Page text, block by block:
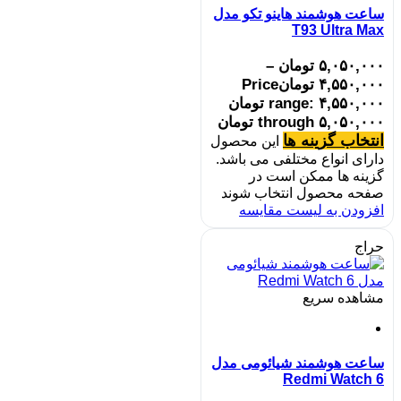
ساعت هوشمند هاینو تکو مدل
T93 Ultra Max
۵,۰۵۰,۰۰۰ تومان –
۴,۵۵۰,۰۰۰ تومانPrice
range: ۴,۵۵۰,۰۰۰ تومان
through ۵,۰۵۰,۰۰۰ تومان
انتخاب گزینه ها این محصول
دارای انواع مختلفی می باشد.
گزینه ها ممکن است در
صفحه محصول انتخاب شوند
افزودن به لیست مقایسه
حراج
مشاهده سریع
ساعت هوشمند شیائومی مدل
Redmi Watch 6